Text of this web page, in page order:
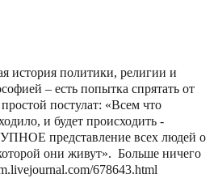
история политики, религии и
– есть попытка спрятать от
постулат: «Всем что
и будет происходить -
представление всех людей о
они живут». Больше ничего
678643.html